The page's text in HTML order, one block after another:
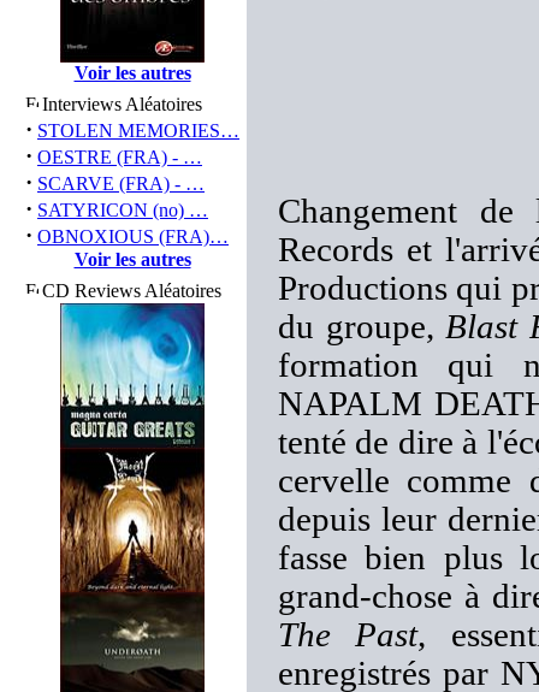
Voir les autres
Interviews Aléatoires
· STOLEN MEMORIES…
· OESTRE (FRA) - …
· SCARVE (FRA) - …
· SATYRICON (no) …
· OBNOXIOUS (FRA)…
Voir les autres
CD Reviews Aléatoires
Changement
Records et
Productions qui
du groupe, Blast
formation qui
NAPALM
tenté de dire à
cervelle comme
depuis leur
fasse bien plus
grand-chose à
The Past,
enregistrés par